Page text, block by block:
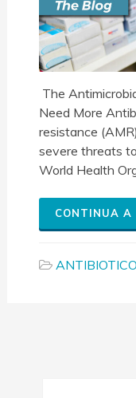
The
Need More
resistance
severe threats
World Health
CONTINUA A